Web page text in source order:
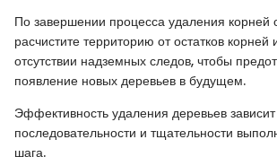
По завершении процесса удаления корней
расчистите территорию от остатков корней
отсутствии надземных следов, чтобы
появление новых деревьев в будущем.
Эффективность удаления деревьев
последовательности и тщательности
шага.